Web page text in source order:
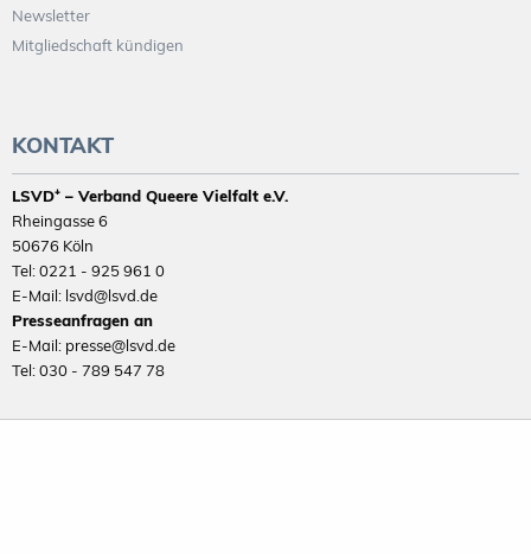
Newsletter
Mitgliedschaft kündigen
KONTAKT
LSVD⁺ – Verband Queere Vielfalt e.V.
Rheingasse 6
50676 Köln
Tel: 0221 - 925 961 0
E-Mail: lsvd@lsvd.de
Presseanfragen an
E-Mail: presse@lsvd.de
Tel: 030 - 789 547 78